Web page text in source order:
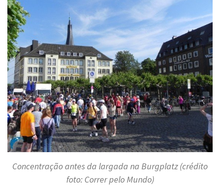
Concentração antes da largada na Burgplatz (crédito
foto: Correr pelo Mundo)